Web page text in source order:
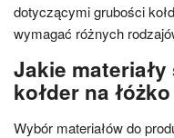
dotyczącymi grubości
wymagać różnych
Jakie
kołder na
Wybór materiałów do